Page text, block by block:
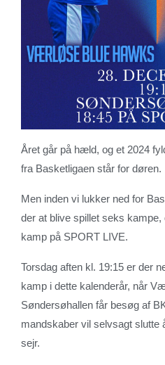
Året går på hæld, og et 2024
fra Basketligaen står for døren.
Men inden vi lukker ned for
der at blive spillet seks
kamp på SPORT LIVE.
Torsdag aften kl. 19:15 er der
kamp i dette kalenderår, når
Søndersøhallen får besøg af
mandskaber vil selvsagt slutte
sejr.